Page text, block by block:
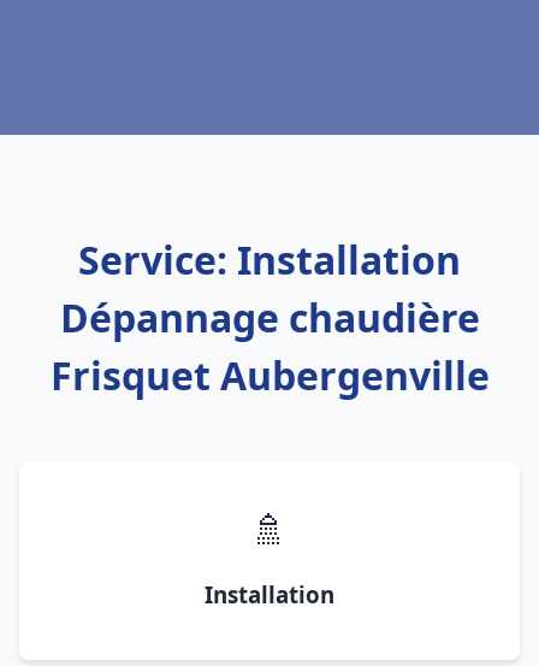
Service: Installation
Dépannage chaudière
Frisquet Aubergenville
🚿
Installation